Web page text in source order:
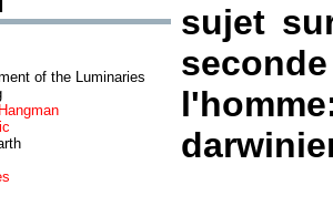
of the Luminaries
sujet